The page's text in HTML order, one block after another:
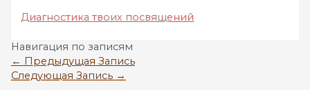
Диагностика твоих посвящений
Навигация по записям
← Предыдущая Запись
Следующая Запись →